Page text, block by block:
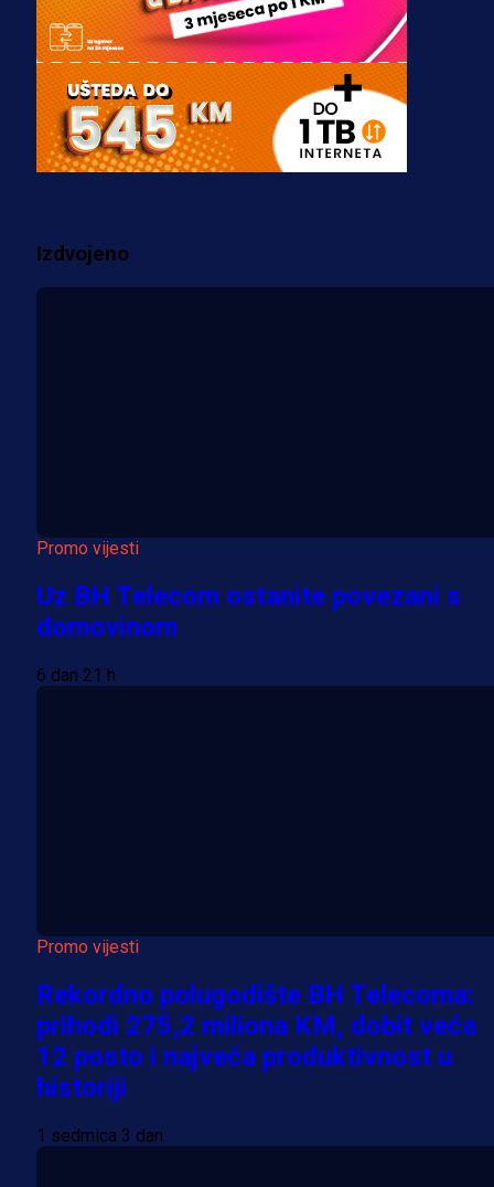
3 sedmica 3 dan
Premijer liga BiH
Misimović priveden: SIPA ga tereti
za pranje novca, pretresaju
prostorije FK Borac!
Više vijesti
Izdvojeno
Promo vijesti
Uz BH Telecom ostanite povezani s
domovinom
6 dan 21 h
Promo vijesti
Rekordno polugodište BH Telecoma:
prihodi 275,2 miliona KM, dobit veća
12 posto i najveća produktivnost u
historiji
1 sedmica 3 dan